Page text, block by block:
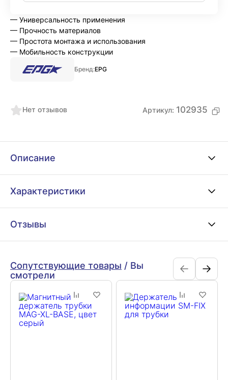
Нет отзывов Артикул: 102935
— Универсальность применения
— Прочность материалов
— Простота монтажа и использования
— Мобильность конструкции
Бренд:EPG
Описание
Характеристики
Отзывы
Сопутствующие товары / Вы
смотрели